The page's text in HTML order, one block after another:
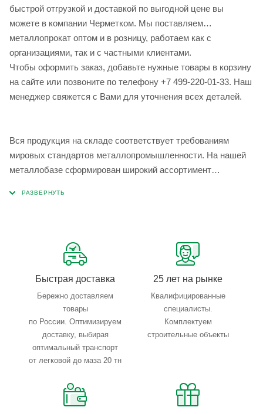
быстрой отгрузкой и доставкой по выгодной цене вы
можете в компании Черметком. Мы поставляем
металлопрокат оптом и в розницу, работаем как с
организациями, так и с частными клиентами.
Чтобы оформить заказ, добавьте нужные товары в корзину
на сайте или позвоните по телефону +7 499-220-01-33. Наш
менеджер свяжется с Вами для уточнения всех деталей.
Вся продукция на складе соответствует требованиям
мировых стандартов металлопромышленности. На нашей
металлобазе сформирован широкий ассортимент
Быстрая доставка
Бережно доставляем
товары
по России. Оптимизируем
доставку, выбирая
оптимальный транспорт
от легковой до маза 20 тн
25 лет на рынке
Квалифицированные
специалисты.
Комплектуем
строительные объекты